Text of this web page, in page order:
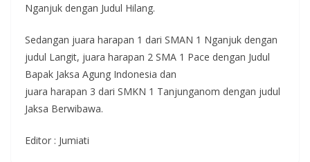
Nganjuk dengan Judul Hilang.
Sedangan juara harapan 1 dari SMAN 1 Nganjuk dengan
judul Langit, juara harapan 2 SMA 1 Pace dengan Judul
Bapak Jaksa Agung Indonesia dan
juara harapan 3 dari SMKN 1 Tanjunganom dengan judul
Jaksa Berwibawa.
Editor : Jumiati